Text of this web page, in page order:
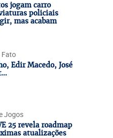
jogam carro
policiais
mas acabam
Fato
Edir Macedo, José
Jogos
25 revela roadmap
atualizações